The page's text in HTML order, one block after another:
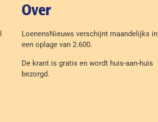
Over
LoenensNieuws verschijnt maandelijks in
een oplage van 2.600.
De krant is gratis en wordt huis-aan-huis
bezorgd.